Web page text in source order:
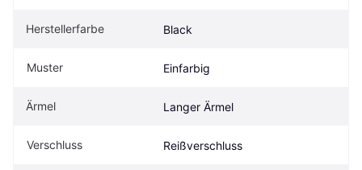
Herstellerfarbe Black
Muster Einfarbig
Ärmel Langer Ärmel
Verschluss Reißverschluss